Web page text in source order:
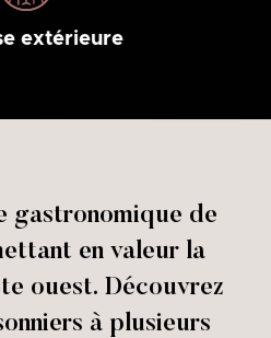
extérieure
gastronomique de
en valeur la
ouest. Découvrez
à plusieurs